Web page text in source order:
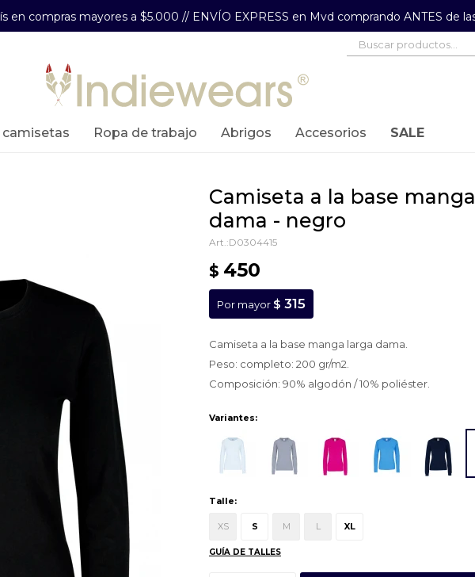
en compras mayores a $5.000 // ENVÍO EXPRESS en Mvd comprando ANTES de
camisetas ropa de trabajo abrigos accesorios SALE
camiseta a la base manga larga
dama - negro
D0304415
$ 450
Por mayor $ 315
Camiseta a la base manga larga dama.
Peso: completo: 200 gr/m2.
Composición: 90% algodón / 10% poliéster.
Variantes:
Talle:
XS S M L XL
GUÍA DE TALLES